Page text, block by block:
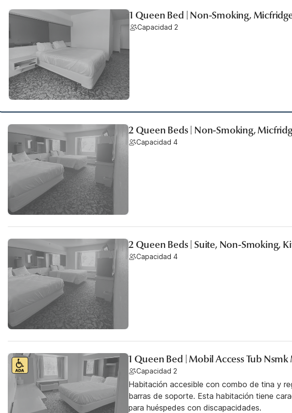
1 Queen Bed | Non-Smoking,
Capacidad 2
2 Queen Beds | Non-Smoking,
Capacidad 4
2 Queen Beds | Suite, Non-Smoking,
Capacidad 4
1 Queen Bed | Mobil Access Tub
Capacidad 2
Habitación accesible con combo de tina y
barras de soporte. Esta habitación tiene
para huéspedes con discapacidades.